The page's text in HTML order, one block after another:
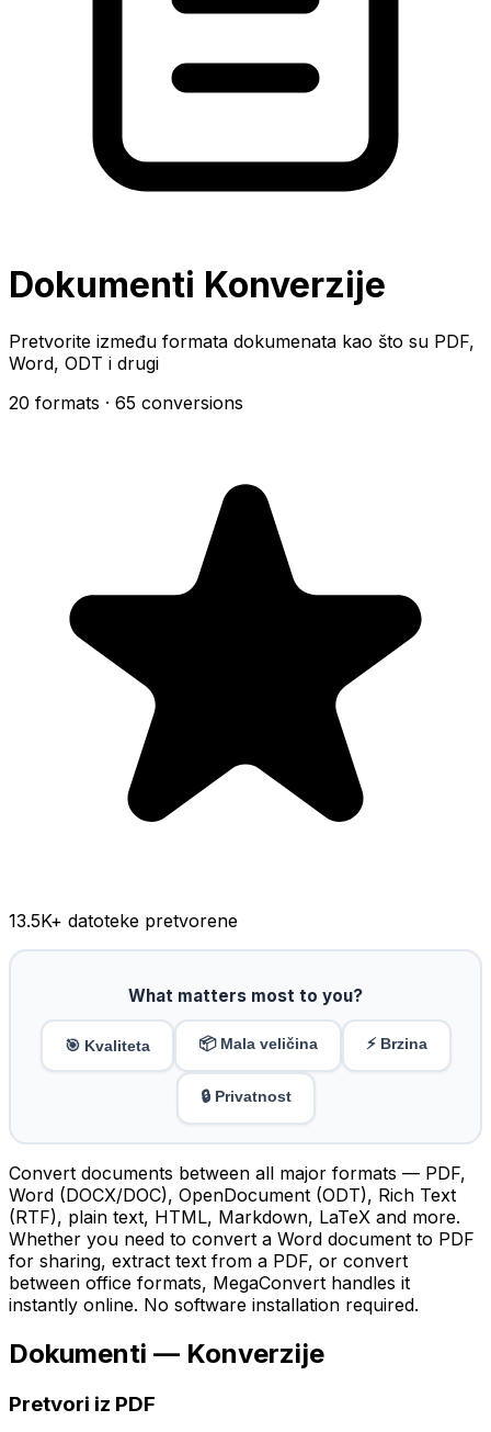
Dokumenti Konverzije
Pretvorite između formata dokumenata kao što su PDF,
Word, ODT i drugi
20 formats · 65 conversions
13.5K+ datoteke pretvorene
What matters most to you?
🎯 Kvaliteta 📦 Mala veličina ⚡ Brzina
🔒 Privatnost
Convert documents between all major formats — PDF,
Word (DOCX/DOC), OpenDocument (ODT), Rich Text
(RTF), plain text, HTML, Markdown, LaTeX and more.
Whether you need to convert a Word document to PDF
for sharing, extract text from a PDF, or convert
between office formats, MegaConvert handles it
instantly online. No software installation required.
Dokumenti — Konverzije
Pretvori iz PDF